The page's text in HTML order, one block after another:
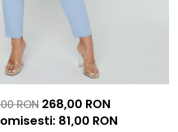
RON 268,00 RON
81,00 RON